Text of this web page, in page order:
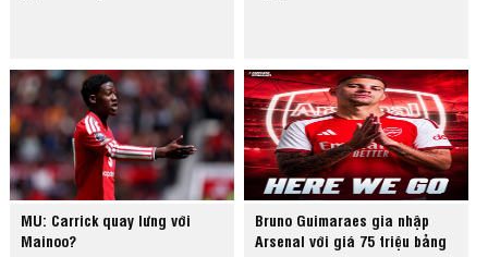
MU: Carrick quay lưng với
Mainoo?
Bruno Guimaraes gia nhập
Arsenal với giá 75 triệu bảng